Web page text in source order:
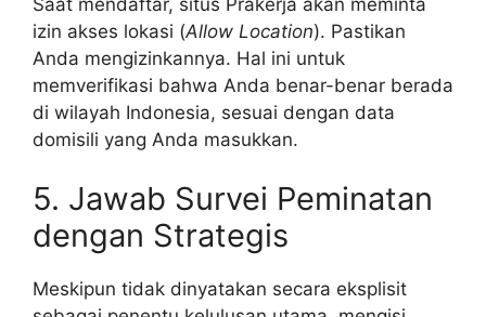
izin akses lokasi (Allow Location). Pastikan
Anda mengizinkannya. Hal ini untuk
memverifikasi bahwa Anda benar-benar berada
di wilayah Indonesia, sesuai dengan data
domisili yang Anda masukkan.
5. Jawab Survei Peminatan
dengan Strategis
Meskipun tidak dinyatakan secara eksplisit